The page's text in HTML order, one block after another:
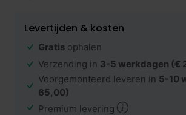
Levertijden & kosten
Gratis ophalen
Verzending in 3-5 werkdagen (€
Voorgemonteerd leveren in 5-10
65,00)
Premium levering